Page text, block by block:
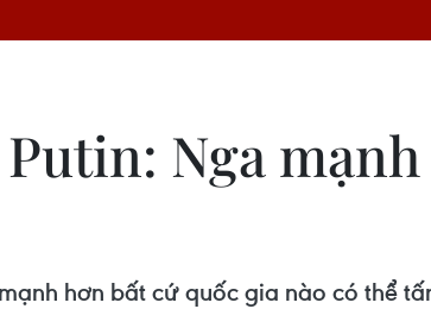
Nga
hơn bất cứ quốc gia nào có thể